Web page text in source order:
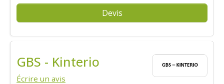
Devis
GBS - Kinterio
Écrire un avis